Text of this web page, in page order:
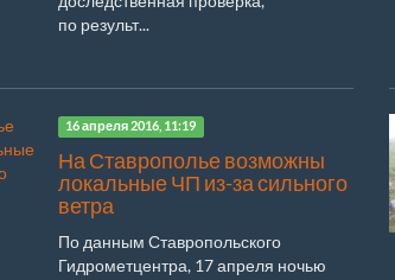
по результ...
16 апреля 2016, 11:19
На Ставрополье возможны
локальные ЧП из-за сильного
ветра
По данным Ставропольского
Гидрометцентра, 17 апреля ночью